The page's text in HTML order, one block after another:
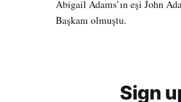
Abigail Adams’ın eşi John
Başkanı olmuştu.
Sign